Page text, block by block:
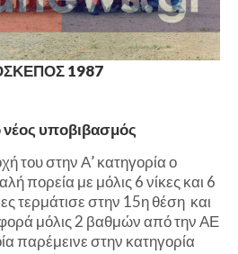
1987
νέος υποβιβασμός
του στην Α’ κατηγορία ο
πορεία με μόλις 6 νίκες και 6
τερμάτισε στην 15η θέση και
μόλις 2 βαθμών από την ΑΕ
παρέμεινε στην κατηγορία